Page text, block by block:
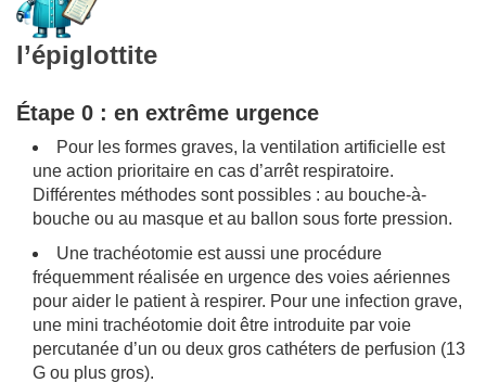
l’épiglottite
Étape 0 : en extrême urgence
Pour les formes graves, la ventilation artificielle est
une action prioritaire en cas d’arrêt respiratoire.
Différentes méthodes sont possibles : au bouche-à-
bouche ou au masque et au ballon sous forte pression.
Une trachéotomie est aussi une procédure
fréquemment réalisée en urgence des voies aériennes
pour aider le patient à respirer. Pour une infection grave,
une mini trachéotomie doit être introduite par voie
percutanée d’un ou deux gros cathéters de perfusion (13
G ou plus gros).